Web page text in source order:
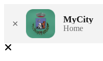
× MyCity
Home